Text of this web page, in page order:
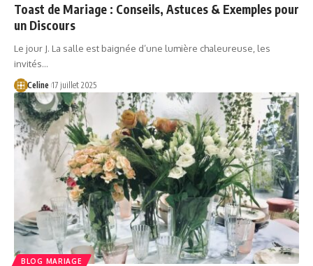
Toast de Mariage : Conseils, Astuces & Exemples pour
un Discours
Le jour J. La salle est baignée d’une lumière chaleureuse, les
invités…
Celine 17 juillet 2025
BLOG MARIAGE